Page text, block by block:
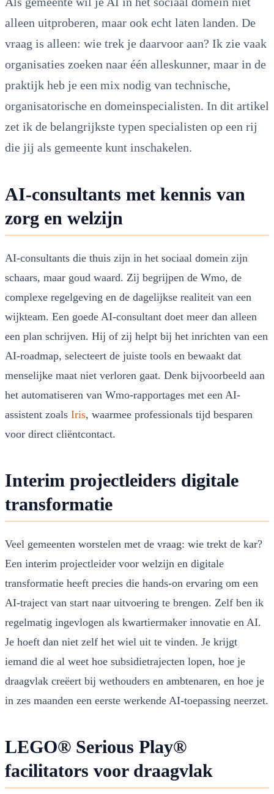
alleen uitproberen, maar ook echt laten landen. De
vraag is alleen: wie trek je daarvoor aan? Ik zie vaak
organisaties zoeken naar één alleskunner, maar in de
praktijk heb je een mix nodig van technische,
organisatorische en domeinspecialisten. In dit artikel
zet ik de belangrijkste typen specialisten op een rij
die jij als gemeente kunt inschakelen.
AI-consultants met kennis van
zorg en welzijn
AI-consultants die thuis zijn in het sociaal domein zijn
schaars, maar goud waard. Zij begrijpen de Wmo, de
complexe regelgeving en de dagelijkse realiteit van een
wijkteam. Een goede AI-consultant doet meer dan alleen
een plan schrijven. Hij of zij helpt bij het inrichten van een
AI-roadmap, selecteert de juiste tools en bewaakt dat
menselijke maat niet verloren gaat. Denk bijvoorbeeld aan
het automatiseren van Wmo-rapportages met een AI-
assistent zoals Iris, waarmee professionals tijd besparen
voor direct cliëntcontact.
Interim projectleiders digitale
transformatie
Veel gemeenten worstelen met de vraag: wie trekt de kar?
Een interim projectleider voor welzijn en digitale
transformatie heeft precies die hands-on ervaring om een
AI-traject van start naar uitvoering te brengen. Zelf ben ik
regelmatig ingevlogen als kwartiermaker innovatie en AI.
Je hoeft dan niet zelf het wiel uit te vinden. Je krijgt
iemand die al weet hoe subsidietrajecten lopen, hoe je
draagvlak creëert bij wethouders en ambtenaren, en hoe je
in zes maanden een eerste werkende AI-toepassing neerzet.
LEGO® Serious Play®
facilitators voor draagvlak